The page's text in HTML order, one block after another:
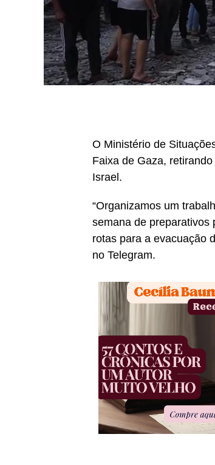
O Ministério de
Faixa de Gaza,
Israel.
“Organizamos um
semana de preparativos
rotas para a evacuação
no Telegram.